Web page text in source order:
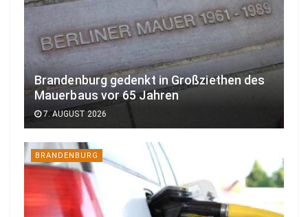
Brandenburg gedenkt in Großziethen des
Mauerbaus vor 65 Jahren
7. AUGUST 2026
BRANDENBURG